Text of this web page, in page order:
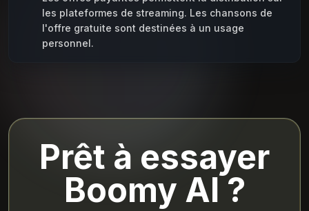
les plateformes de streaming. Les chansons de
l'offre gratuite sont destinées à un usage
personnel.
Prêt à essayer
Boomy AI ?